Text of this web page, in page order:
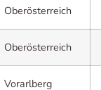
Oberösterreich
Oberösterreich
Vorarlberg